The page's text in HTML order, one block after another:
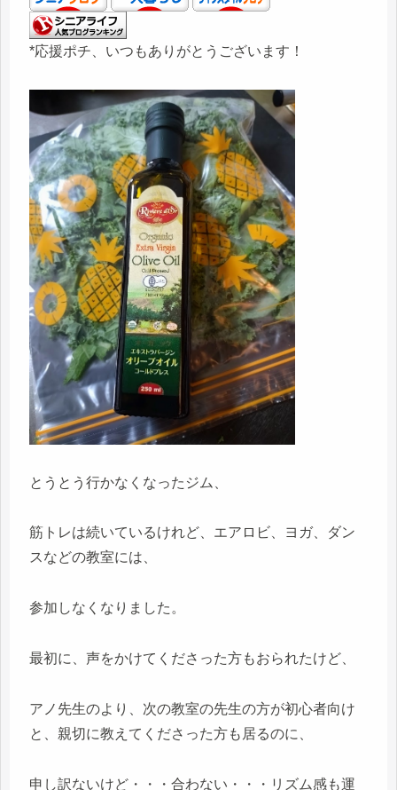
*応援ポチ、いつもありがとうございます！
とうとう行かなくなったジム、
筋トレは続いているけれど、エアロビ、ヨガ、ダン
スなどの教室には、
参加しなくなりました。
最初に、声をかけてくださった方もおられたけど、
アノ先生のより、次の教室の先生の方が初心者向け
と、親切に教えてくださった方も居るのに、
申し訳ないけど・・・合わない・・・リズム感も運